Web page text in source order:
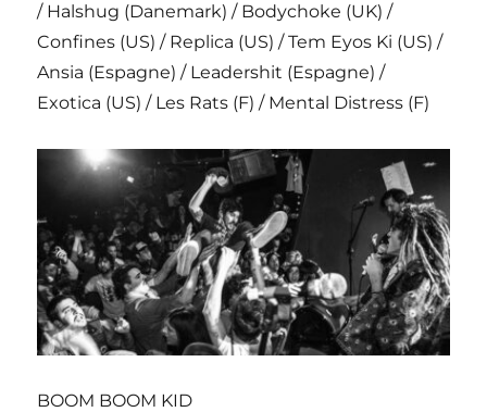
/ Halshug (Danemark) / Bodychoke (UK) /
Confines (US) / Replica (US) / Tem Eyos Ki (US) /
Ansia (Espagne) / Leadershit (Espagne) /
Exotica (US) / Les Rats (F) / Mental Distress (F)
BOOM BOOM KID